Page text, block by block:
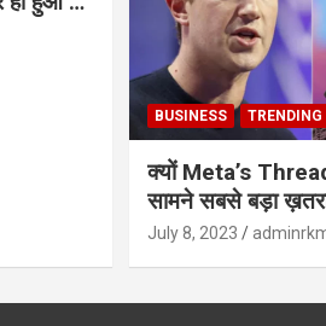
BUSINESS TRENDING
क्यों Meta’s
सामने सबसे बड़ा
अंत?
July 8, 2023